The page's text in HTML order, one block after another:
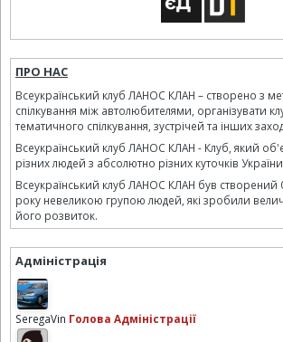
ПРО НАС
Всеукраїнський клуб ЛАНОС КЛАН – створено з
спілкування між автолюбителями, організувати
тематичного спілкування, зустрічей та інших
Всеукраїнський клуб ЛАНОС КЛАН - Клуб, який
різних людей з абсолютно різних куточків
Всеукраїнський клуб ЛАНОС КЛАН був створений
року невеликою групою людей, які зробили
його розвиток.
Адміністрація
SeregaVin Голова Адміністрації